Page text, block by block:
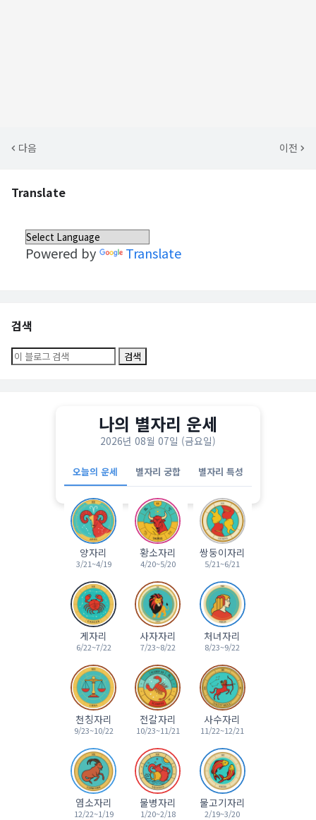
다음 이전
Translate
Powered by Translate
검색
나의 별자리 운세
2026년 08월 07일 (금요일)
오늘의 운세 별자리 궁합 별자리 특성
양자리
3/21~4/19
황소자리
4/20~5/20
쌍둥이자리
5/21~6/21
게자리
6/22~7/22
사자자리
7/23~8/22
처녀자리
8/23~9/22
천칭자리
9/23~10/22
전갈자리
10/23~11/21
사수자리
11/22~12/21
염소자리
12/22~1/19
물병자리
1/20~2/18
물고기자리
2/19~3/20